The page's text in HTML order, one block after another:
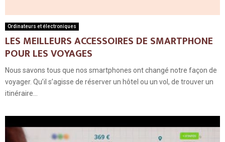
Ordinateurs et électroniques
LES MEILLEURS ACCESSOIRES DE SMARTPHONE
POUR LES VOYAGES
Nous savons tous que nos smartphones ont changé notre façon de
voyager. Qu’il s’agisse de réserver un hôtel ou un vol, de trouver un
itinéraire...